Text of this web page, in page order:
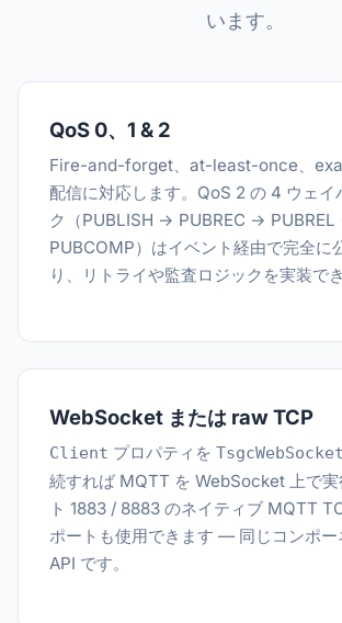
います。
QoS 0、1 & 2
Fire-and-forget、at-least-once、
配信に対応します。QoS 2 の 4 ウェイ
ク（PUBLISH → PUBREC →
PUBCOMP）はイベント経由で完全に
り、リトライや監査ロジックを実装でき
WebSocket または raw TCP
Client プロパティを
続すれば MQTT を WebSocket 上で実
ト 1883 / 8883 のネイティブ MQTT
ポートも使用できます — 同じコンポー
API です。